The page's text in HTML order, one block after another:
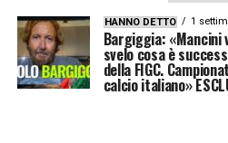
HANNO DETTO 1
Bargiggia: «Mancini
svelo cosa è
della FIGC.
calcio italiano»